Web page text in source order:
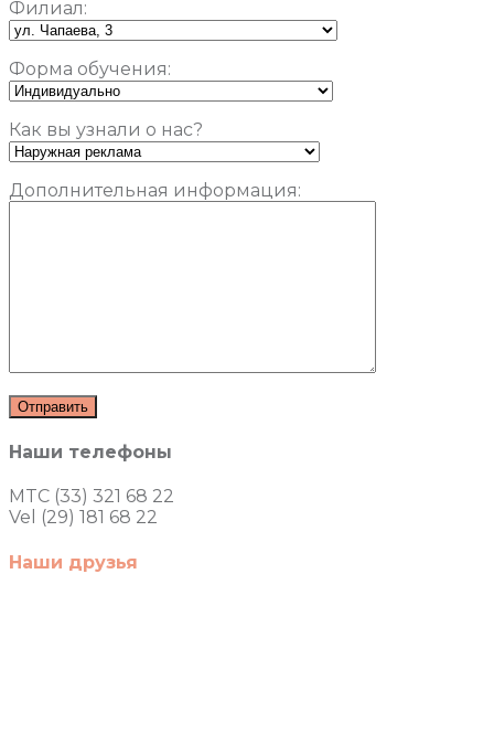
Филиал:
Форма обучения:
Как вы узнали о нас?
Дополнительная информация:
Наши телефоны
MTC (33) 321 68 22
Vel (29) 181 68 22
Наши друзья